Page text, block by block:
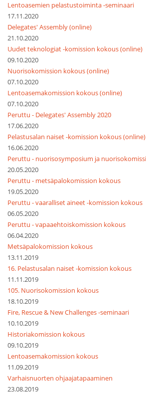
Lentoasemien pelastustoiminta -seminaari
17.11.2020
Delegates' Assembly (online)
21.10.2020
Uudet teknologiat -komission kokous (online)
09.10.2020
Nuorisokomission kokous (online)
07.10.2020
Lentoasemakomission kokous (online)
07.10.2020
Peruttu - Delegates' Assembly 2020
17.06.2020
Pelastusalan naiset -komission kokous (online)
16.06.2020
Peruttu - nuorisosymposium ja
20.05.2020
Peruttu - metsäpalokomission kokous
19.05.2020
Peruttu - vaaralliset aineet -komission kokous
06.05.2020
Peruttu - vapaaehtoiskomission kokous
06.04.2020
Metsäpalokomission kokous
13.11.2019
16. Pelastusalan naiset -komission kokous
11.11.2019
105. Nuorisokomission kokous
18.10.2019
Fire, Rescue & New Challenges -seminaari
10.10.2019
Historiakomission kokous
09.10.2019
Lentoasemakomission kokous
11.09.2019
Varhaisnuorten ohjaajatapaaminen
23.08.2019